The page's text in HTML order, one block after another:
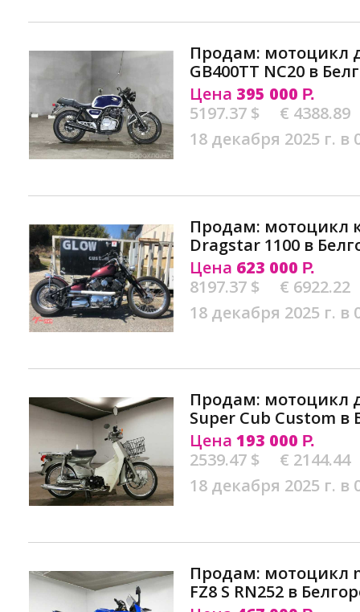
Продам: мотоцикл
GB400TT NC20 в
Цена 395 000 Р.
5197.37 $
€ 4388.89
18 декабря 2025 г. в
Продам: мотоцикл
Dragstar 1100 в
Цена 623 000 Р.
8197.37 $
€ 6922.22
18 декабря 2025 г. в
Продам: мотоцикл
Super Cub Custom в
Цена 193 000 Р.
2539.47 $
€ 2144.44
18 декабря 2025 г. в
Продам: мотоцикл
FZ8 S RN252 в